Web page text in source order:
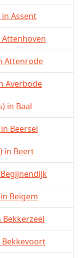
Assent
Attenrode
Averbode
in Baal
Beersel
in Beert
Beigem
Bekkevoort